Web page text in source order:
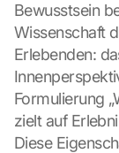
Bewusstsein
Wissenschaft
Erlebenden:
Formulierung
zielt auf
Diese